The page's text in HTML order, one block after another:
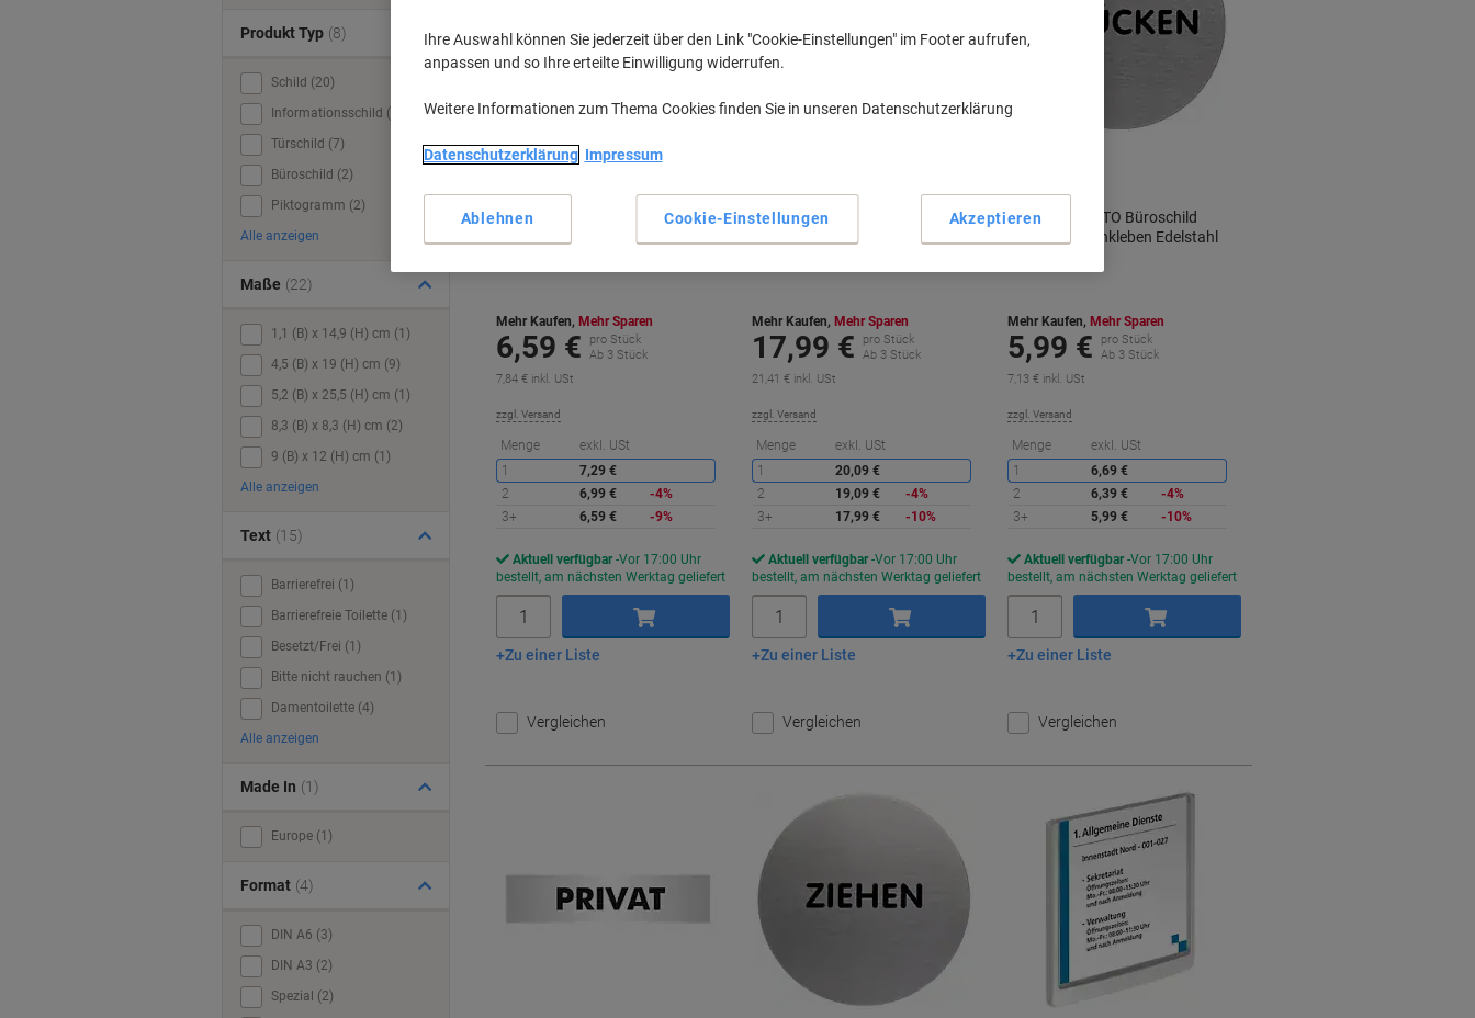
DURABLE Picto Büroschild WC
Mehr Kaufen, Mehr Sparen
6,59 €
pro Stück
Ab 3 Stück
7,84 € inkl. USt
zzgl. Versand
Menge exkl. USt
sparen
1
7,29 €
2
6,99 €
-4%
3+
6,59 € -9%
Aktuell verfügbar Vor 17:00 Uhr
bestellt, am nächsten Werktag geliefert
Menge
In den Warenkorb
Zu einer Liste
Vergleichen
DURABLE Informationsschild
Mehr Kaufen,Mehr Sparen
17,99 €
pro Stück
Ab 3 Stück
21,41 € inkl. USt
zzgl. Versand
Menge exkl. USt
sparen
1
20,09 €
2
19,09 €
-4%
3+
17,99 € -10%
Aktuell verfügbar Vor 17:00 Uhr
bestellt, am nächsten Werktag geliefert
Menge
In den Warenkorb
Zu einer Liste
Vergleichen
DURABLE PICTO Büroschild
Ziehen Zum Ankleben Edelstahl
Mehr Kaufen,Mehr Sparen
5,99 €
pro Stück
Ab 3 Stück
7,13 € inkl. USt
zzgl. Versand
Menge exkl. USt
1
6,69 €
2
6,39 €
-4%
3+
5,99 € -10%
Aktuell verfügbar Vor 17:00 Uhr
bestellt, am nächsten Werktag geliefert
Menge
In den Warenkorb
Zu einer Liste
Vergleichen
Produkt Typ (8)
Schild (20)
Informationsschild (10)
Türschild (7)
Büroschild (2)
Piktogramm (2)
Alle anzeigen
Maße (22)
1,1 (B) x 14,9 (H) cm (1)
4,5 (B) x 19 (H) cm (9)
5,2 (B) x 25,5 (H) cm (1)
8,3 (B) x 8,3 (H) cm (2)
9 (B) x 12 (H) cm (1)
Alle anzeigen
Text (15)
Barrierefrei (1)
Barrierefreie Toilette (1)
Besetzt/Frei (1)
Bitte nicht rauchen (1)
Damentoilette (4)
Alle anzeigen
Made In (1)
Europe (1)
Format (4)
DIN A6 (3)
DIN A3 (2)
Spezial (2)
Ihre Auswahl können Sie jederzeit über den Link "Cookie-Einstellungen" im Footer aufrufen,
anpassen und so Ihre erteilte Einwilligung widerrufen.
Weitere Informationen zum Thema Cookies finden Sie in unseren Datenschutzerklärung
Datenschutzerklärung Impressum
Cookie-Einstellungen
Ablehnen Akzeptieren